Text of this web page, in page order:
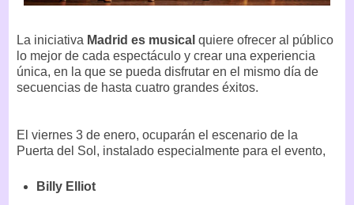
La iniciativa Madrid es musical quiere ofrecer al público
lo mejor de cada espectáculo y crear una experiencia
única, en la que se pueda disfrutar en el mismo día de
secuencias de hasta cuatro grandes éxitos.
El viernes 3 de enero, ocuparán el escenario de la
Puerta del Sol, instalado especialmente para el evento,
Billy Elliot